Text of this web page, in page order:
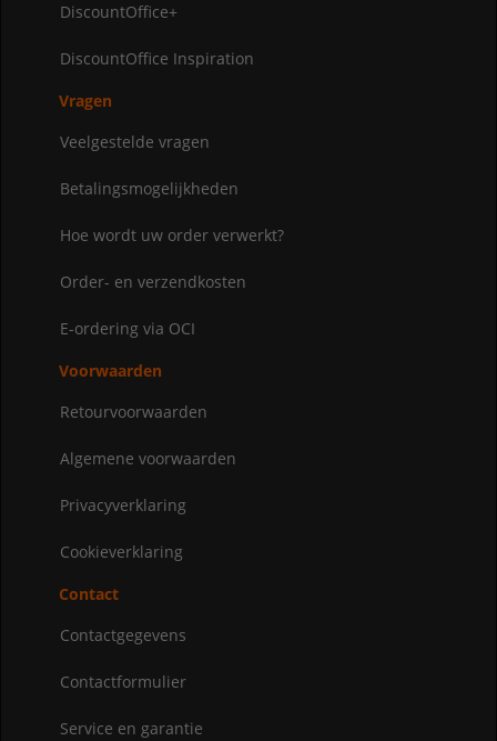
DiscountOffice+
DiscountOffice Inspiration
Vragen
Veelgestelde vragen
Betalingsmogelijkheden
Hoe wordt uw order verwerkt?
Order- en verzendkosten
E-ordering via OCI
Voorwaarden
Retourvoorwaarden
Algemene voorwaarden
Privacyverklaring
Cookieverklaring
Contact
Contactgegevens
Contactformulier
Service en garantie